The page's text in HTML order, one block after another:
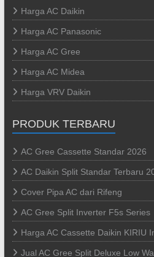
Harga AC Daikin
Harga AC Panasonic
Harga AC Gree
Harga AC Midea
Harga VRV Daikin
PRODUK TERBARU
AC Gree Cassette Standar 2026
AC Daikin Split Standar Terbaru
Cover Pipa AC dari Rifeng
AC Gree Split Inverter F5s Series
Harga AC Cassette Daikin KIRIU
Jual AC Gree Split Deluxe Low